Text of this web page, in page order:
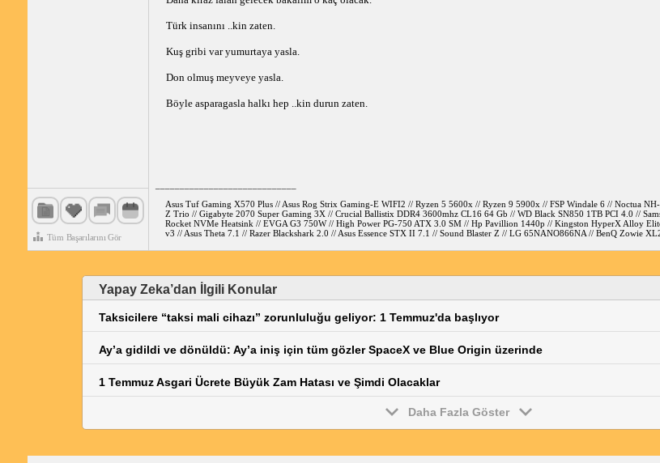
Tüm Başarılarını Gör
Türk insanını ..kin zaten.
Kuş gribi var yumurtaya yasla.
Don olmuş meyveye yasla.
Böyle asparagasla halkı hep ..kin durun zaten.
Asus Tuf Gaming X570 Plus // Asus Rog Strix Gaming-E WIFI2 // Ryzen 5 5600x // Ryzen 9 5900x // FSP Windale 6 // Noctua
Z Trio // Gigabyte 2070 Super Gaming 3X // Crucial Ballistix DDR4 3600mhz CL16 64 Gb // WD Black SN850 1TB PCI 4.0 //
Rocket NVMe Heatsink // EVGA G3 750W // High Power PG-750 ATX 3.0 SM // Hp Pavillion 1440p // Kingston HyperX Alloy
v3 // Asus Theta 7.1 // Razer Blackshark 2.0 // Asus Essence STX II 7.1 // Sound Blaster Z // LG 65NANO866NA // BenQ Zowie
Yapay Zeka’dan İlgili Konular
Taksicilere “taksi mali cihazı” zorunluluğu geliyor: 1 Temmuz'da başlıyor
Ay’a gidildi ve dönüldü: Ay’a iniş için tüm gözler SpaceX ve Blue Origin üzerinde
1 Temmuz Asgari Ücrete Büyük Zam Hatası ve Şimdi Olacaklar
Daha Fazla Göster